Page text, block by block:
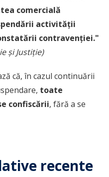
comercială
activității
contravenției."
și Justiție)
că, în cazul continuării
toate
confiscării, fără a se
recente